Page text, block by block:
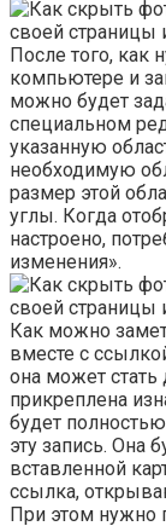
После того, как
компьютере и
можно будет
специальном
указанную
необходимую
размер этой
углы. Когда
настроено,
изменения».
Как можно
вместе с
она может
прикреплена
будет полностью
эту запись. Она
вставленной
ссылка,
При этом нужно